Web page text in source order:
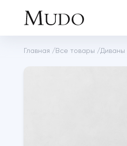
Главная / Все товары /Диваны